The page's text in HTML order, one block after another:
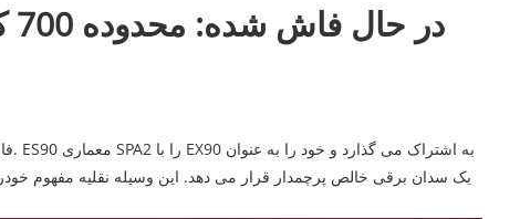
یک سدان برقی خالص پرچمدار قرار می دهد. این وسیله نقلیه مفهوم